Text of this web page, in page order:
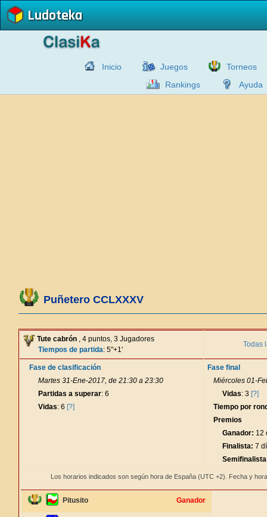
Ludoteka
Inicio Juegos
Torneos
Rankings
Ayuda
Puñetero CCLXXXV
Tute cabrón , 4 puntos, 3 Jugadores
Tiempos de partida: 5"+1'
Todas
Fase de clasificación
Martes 31-Ene-2017, de 21:30 a 23:30
Partidas a superar: 6
Vidas: 6 [?]
Fase final
Miércoles 01-
Vidas: 3 [?]
Tiempo por
Premios
Ganador: 12
Finalista: 7
Los horarios indicados son según hora de España (UTC +2). Fecha y
Pitusito Ganador